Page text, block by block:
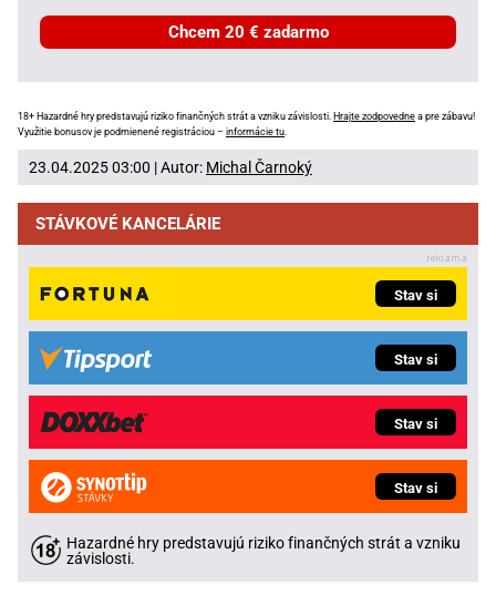
Chcem 20 € zadarmo
18+ Hazardné hry predstavujú riziko finančných strát a vzniku závislosti. Hrajte zodpovedne a pre zábavu!
Využitie bonusov je podmienené registráciou – informácie tu
23.04.2025 03:00 | Autor: Michal Čarnoký
STÁVKOVÉ KANCELÁRIE
Stav si
Stav si
Stav si
Stav si
Hazardné hry predstavujú riziko finančných strát a vzniku
závislosti.